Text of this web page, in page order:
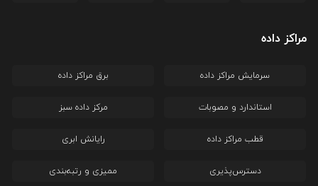
مراکز داده
سرمایش مراکز داده برق مراکز داده
استاندارد و مصوبات مرکز داده سبز
قطب مراکز داده رایانش ابری
دسترس‌پذیری ممیزی و رتبه‌بندی